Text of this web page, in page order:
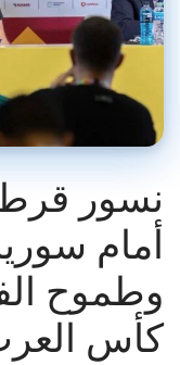
نسور
أمام
وطموح
كأس